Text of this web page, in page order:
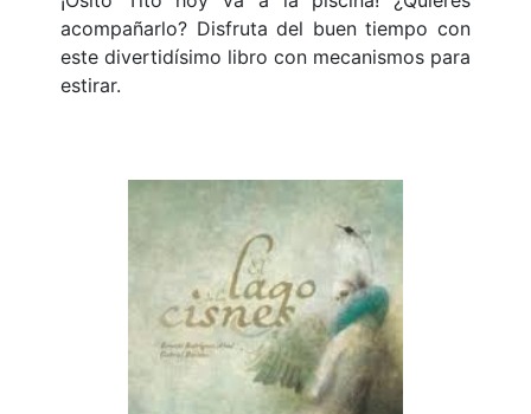
acompañarlo? Disfruta del buen tiempo con
este divertidísimo libro con mecanismos para
estirar.